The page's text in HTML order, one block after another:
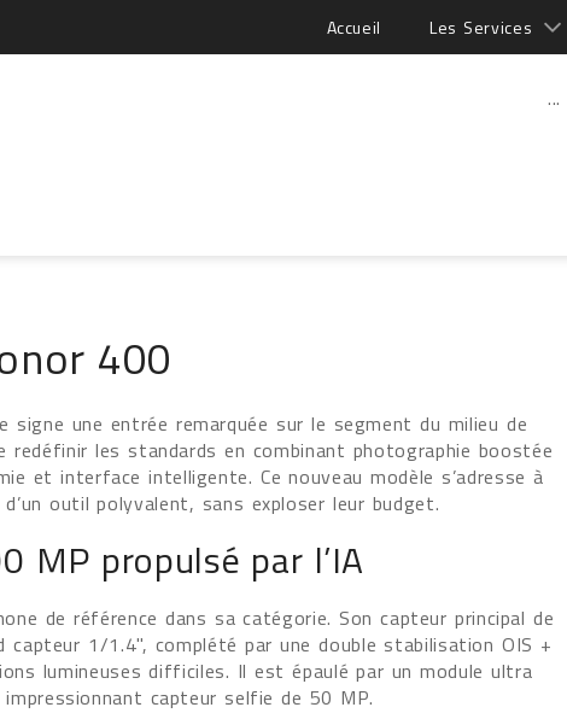
Accueil Les Services
...
400
signe une entrée remarquée sur le segment du milieu de
redéfinir les standards en combinant photographie boostée
et interface intelligente. Ce nouveau modèle s’adresse à
outil polyvalent, sans exploser leur budget.
MP propulsé par l’IA
de référence dans sa catégorie. Son capteur principal de
1/1.4", complété par une double stabilisation OIS +
lumineuses difficiles. Il est épaulé par un module ultra
capteur selfie de 50 MP.